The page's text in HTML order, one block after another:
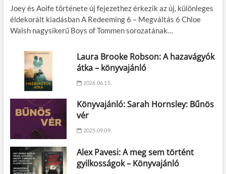
Joey és Aoife története új fejezethez érkezik az új, különleges
éldekorált kiadásban A Redeeming 6 – Megváltás 6 Chloe
Walsh nagysikerű Boys of Tommen sorozatának…
Laura Brooke Robson: A hazavágyók
átka – könyvajánló
2026.06.15.
Könyvajánló: Sarah Hornsley: Bűnös
vér
2025.09.09.
Alex Pavesi: A meg sem történt
gyilkosságok – Könyvajánló